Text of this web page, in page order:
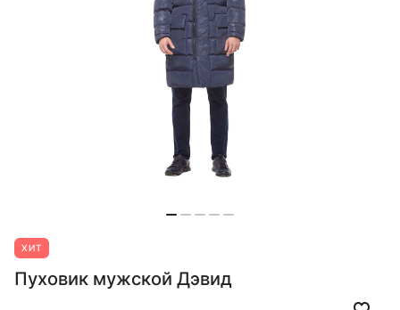
ХИТ
Пуховик мужской Дэвид